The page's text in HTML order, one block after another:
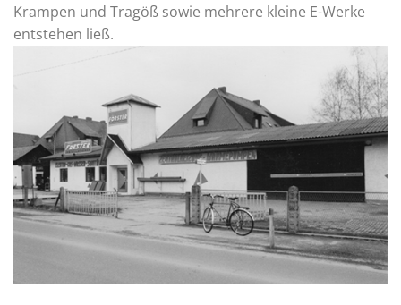
Krampen und Tragöß sowie mehrere kleine E-Werke
entstehen ließ.